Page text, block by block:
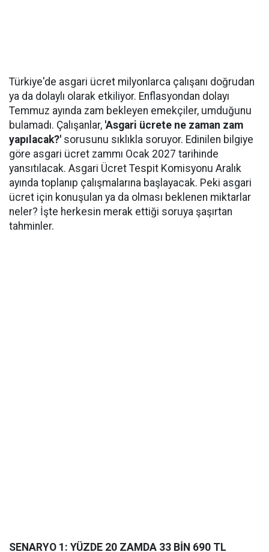
Türkiye'de asgari ücret milyonlarca çalışanı doğrudan
ya da dolaylı olarak etkiliyor. Enflasyondan dolayı
Temmuz ayında zam bekleyen emekçiler, umduğunu
bulamadı. Çalışanlar, 'Asgari ücrete ne zaman zam
yapılacak?' sorusunu sıklıkla soruyor. Edinilen bilgiye
göre asgari ücret zammı Ocak 2027 tarihinde
yansıtılacak. Asgari Ücret Tespit Komisyonu Aralık
ayında toplanıp çalışmalarına başlayacak. Peki asgari
ücret için konuşulan ya da olması beklenen miktarlar
neler? İşte herkesin merak ettiği soruya şaşırtan
tahminler.
SENARYO 1: YÜZDE 20 ZAMDA 33 BİN 690 TL